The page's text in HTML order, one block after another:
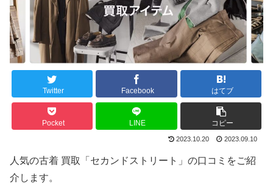
Twitter Facebook はてブ
Pocket LINE コピー
2023.10.20 2023.09.10
人気の古着 買取「セカンドストリート」の口コミをご紹
介します。